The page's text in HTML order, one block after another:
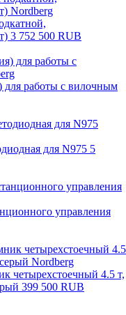
3 752 500 RUB
для работы с вилочным
для N975 5
управления
четырехстоечный 4.5 т,
399 500 RUB